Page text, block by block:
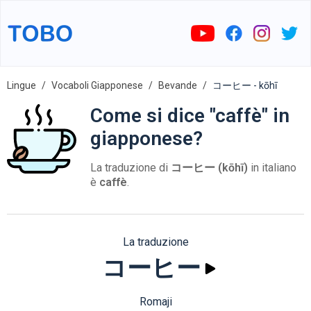
Lingue Vocaboli Giapponese Bevande コーヒー - kōhī
Come si dice "caffè" in
giapponese?
La traduzione di コーヒー (kōhī) in italiano
è caffè.
La traduzione
コーヒー
Romaji